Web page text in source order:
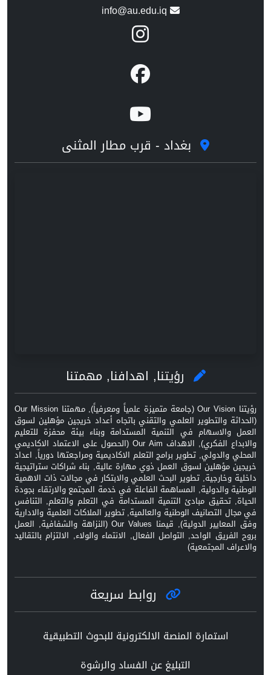
info@au.edu.iq
بغداد - قرب مطار المثنى
رؤيتنا, اهدافنا, مهمتنا
رؤيتنا Our Vision (جامعة متميزة علمياً ومعرفياً), مهمتنا Our Mission
(الحداثة والتطوير العلمي والتقني باتجاه أعداد خريجين مؤهلين لسوق
العمل والاسهام في التنمية المستدامة وبناء بيئة محفزة للتعليم
والابداع الفكري), الاهداف Our Aim (الحصول على الاعتماد الاكاديمي
المحلي والدولي, تطوير برامج التعلم الاكاديمية ومراجعتها دورياً, اعداد
خريجين مؤهلين لسوق العمل ذوي مهارة عالية, بناء شراكات ستراتيجية
داخلية وخارجية, تطوير البحث العلمي والابتكار في مجالات ذات الاهمية
الوطنية والدولية, المساهمة الفاعلة في خدمة المجتمع والارتقاء بجودة
الحياة, تحقيق مبادئ التنمية المستدامة في التعلم والتعلم, التنافس
في مجال التصانيف الوطنية والعالمية, تطوير الملاكات العلمية والادارية
وفق المعايير الدولية), قيمنا Our Values (النزاهة والشفافية, العمل
بروح الفريق الواحد, التواصل الفعال, الانتماء والولاء, الالتزام بالتقاليد
والاعراف المجتمعية)
روابط سريعة
استمارة المنصة الالكترونية للبحوث التطبيقية
التبليغ عن الفساد والرشوة